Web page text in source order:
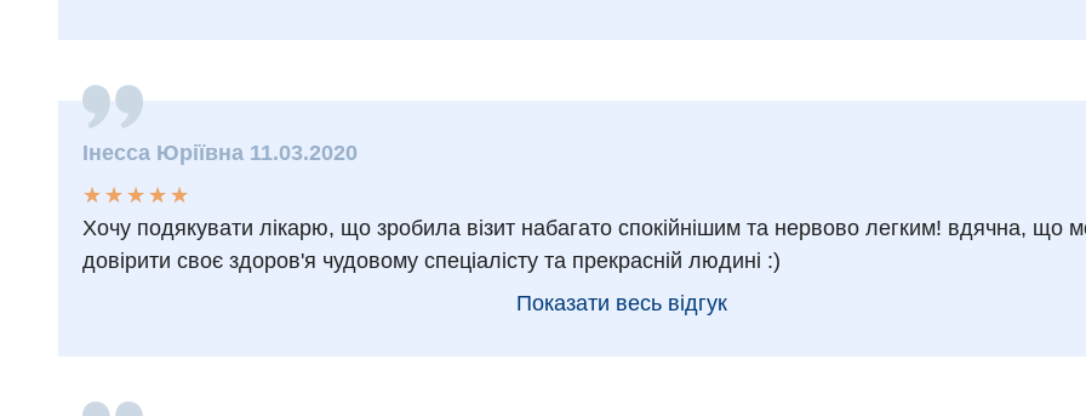
Інесса Юріївна 11.03.2020
★
★
★
★
★
★ ★ ★ ★ ★
Хочу подякувати лікарю, що зробила візит набагато спокійнішим та нервово легким! вдячна, що
довірити своє здоров'я чудовому спеціалісту та прекрасній людині :)
Показати весь відгук